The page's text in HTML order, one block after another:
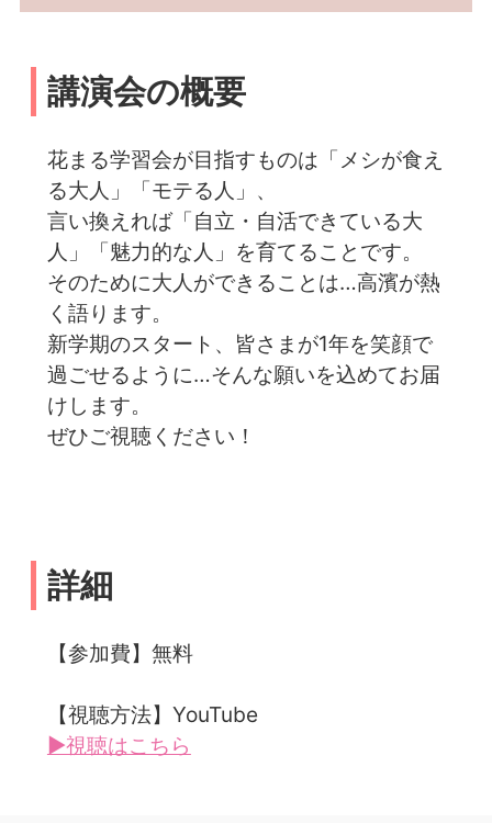
講演会の概要
花まる学習会が目指すものは「メシが食え
る大人」「モテる人」、
言い換えれば「自立・自活できている大
人」「魅力的な人」を育てることです。
そのために大人ができることは…高濱が熱
く語ります。
新学期のスタート、皆さまが1年を笑顔で
過ごせるように…そんな願いを込めてお届
けします。
ぜひご視聴ください！
詳細
【参加費】無料
【視聴方法】YouTube
▶視聴はこちら